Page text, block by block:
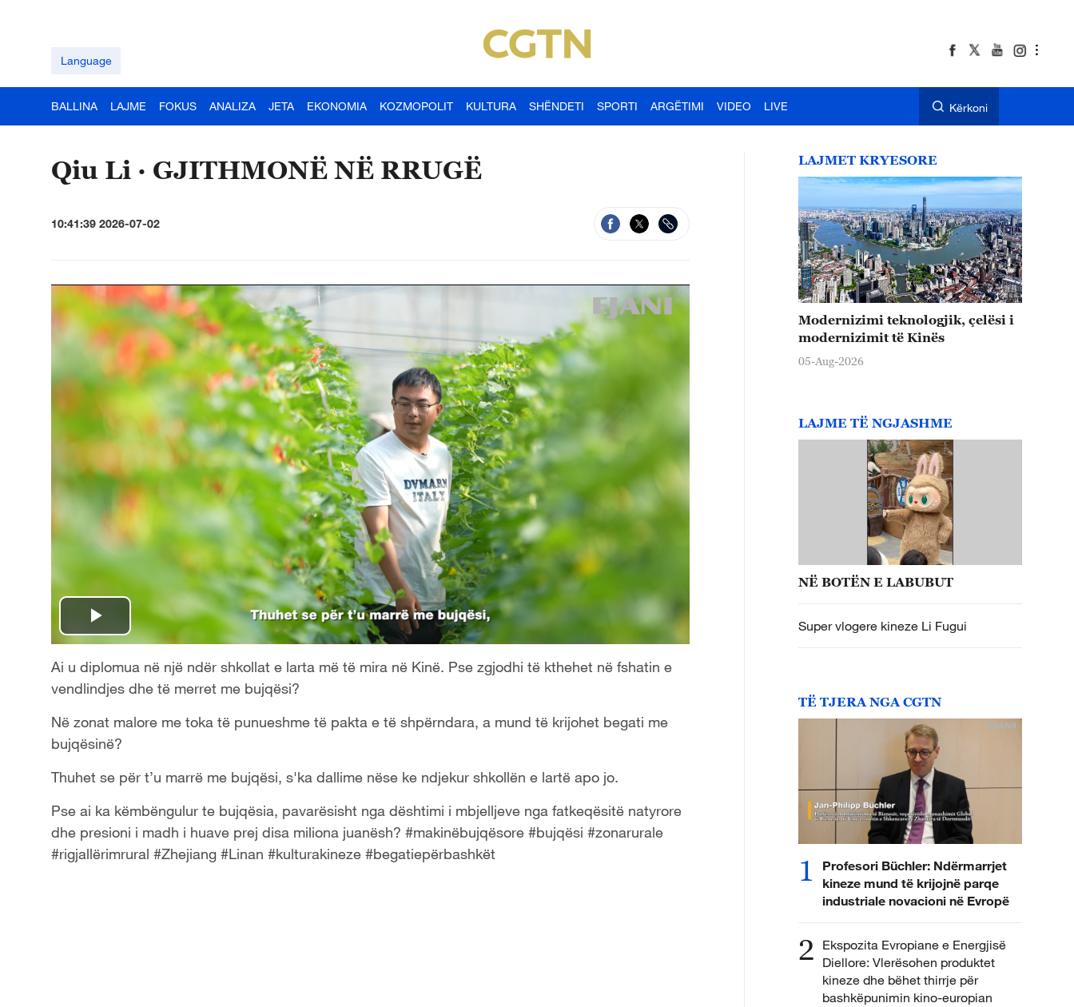
Language
BALLINA LAJME FOKUS ANALIZA JETA EKONOMIA KOZMOPOLIT KULTURA SHËNDETI SPORTI ARGËTIMI VIDEO LIVE Kërkoni
Qiu Li · GJITHMONË NË RRUGË
10:41:39 2026-07-02
P
l
a
y
V
i
d
Ai u diplomua në një ndër shkollat e larta më të mira në Kinë. Pse zgjodhi të kthehet në fshatin e
vendlindjes dhe të merret me bujqësi?
Në zonat malore me toka të punueshme të pakta e të shpërndara, a mund të krijohet begati me
bujqësinë?
Thuhet se për t’u marrë me bujqësi, s'ka dallime nëse ke ndjekur shkollën e lartë apo jo.
Pse ai ka këmbëngulur te bujqësia, pavarësisht nga dështimi i mbjelljeve nga fatkeqësitë natyrore
dhe presioni i madh i huave prej disa miliona juanësh? #makinëbujqësore #bujqësi #zonarurale
#rigjallërimrural #Zhejiang #Linan #kulturakineze #begatiepërbashkët
LAJMET KRYESORE
Modernizimi teknologjik, çelësi i
modernizimit të Kinës
05-Aug-2026
LAJME TË NGJASHME
NË BOTËN E LABUBUT
Super vlogere kineze Li Fugui
TË TJERA NGA CGTN
1
Profesori Büchler: Ndërmarrjet
kineze mund të krijojnë parqe
industriale novacioni në Evropë
2 Ekspozita Evropiane e Energjisë
Diellore: Vlerësohen produktet
kineze dhe bëhet thirrje për
bashkëpunimin kino-europian